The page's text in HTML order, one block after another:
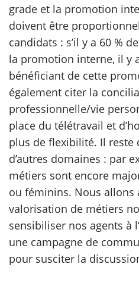
grade et la promotion
doivent être
candidats : s’il y a 60 %
la promotion interne, il y
bénéficiant de cette
également citer la
professionnelle/vie
place du télétravail et
plus de flexibilité. Il reste
d’autres domaines : par
métiers sont encore
ou féminins. Nous allons
valorisation de métiers
sensibiliser nos agents à
une campagne de
pour susciter la